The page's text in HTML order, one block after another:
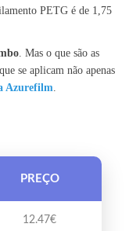
PETG é de 1,75
. Mas o que são as
se aplicam não apenas
Azurefilm
PREÇO
12.47€